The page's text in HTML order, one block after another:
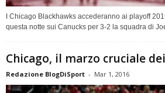
I Chicago Blackhawks accederanno ai playoff
questa notte sui Canucks per 3-2 la squadra di
Chicago, il marzo cruciale
Redazione BlogDiSport - Mar 1, 2016